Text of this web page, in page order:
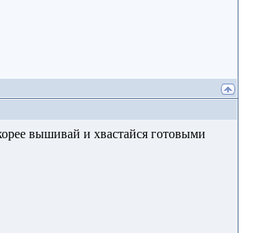
вышивай и хвастайся готовыми